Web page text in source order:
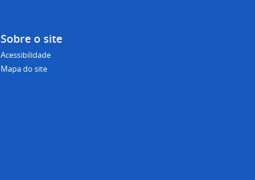
Sobre o site
Acessibilidade
Mapa do site